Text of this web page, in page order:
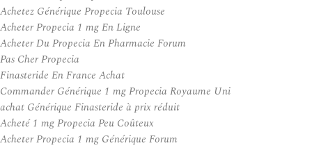
Achetez Générique Propecia Toulouse
Acheter Propecia 1 mg En Ligne
Acheter Du Propecia En Pharmacie Forum
Pas Cher Propecia
Finasteride En France Achat
Commander Générique 1 mg Propecia Royaume Uni
achat Générique Finasteride à prix réduit
Acheté 1 mg Propecia Peu Coûteux
Acheter Propecia 1 mg Générique Forum